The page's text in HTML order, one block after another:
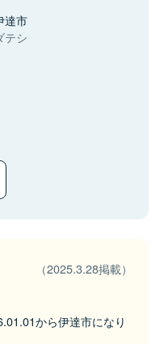
達市
テシ
（2025.3.28掲載）
から伊達市になり